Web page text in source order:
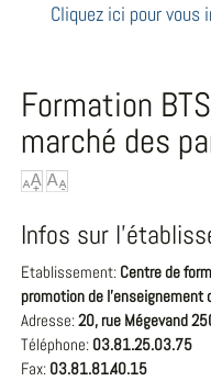
Cliquez ici pour vous
Formation
marché des
Infos sur
Etablissement: Centre de
promotion de l'enseignement
Adresse:20, rue Mégevand
Téléphone: 03.81.25.03.75
Fax: 03.81.81.40.15